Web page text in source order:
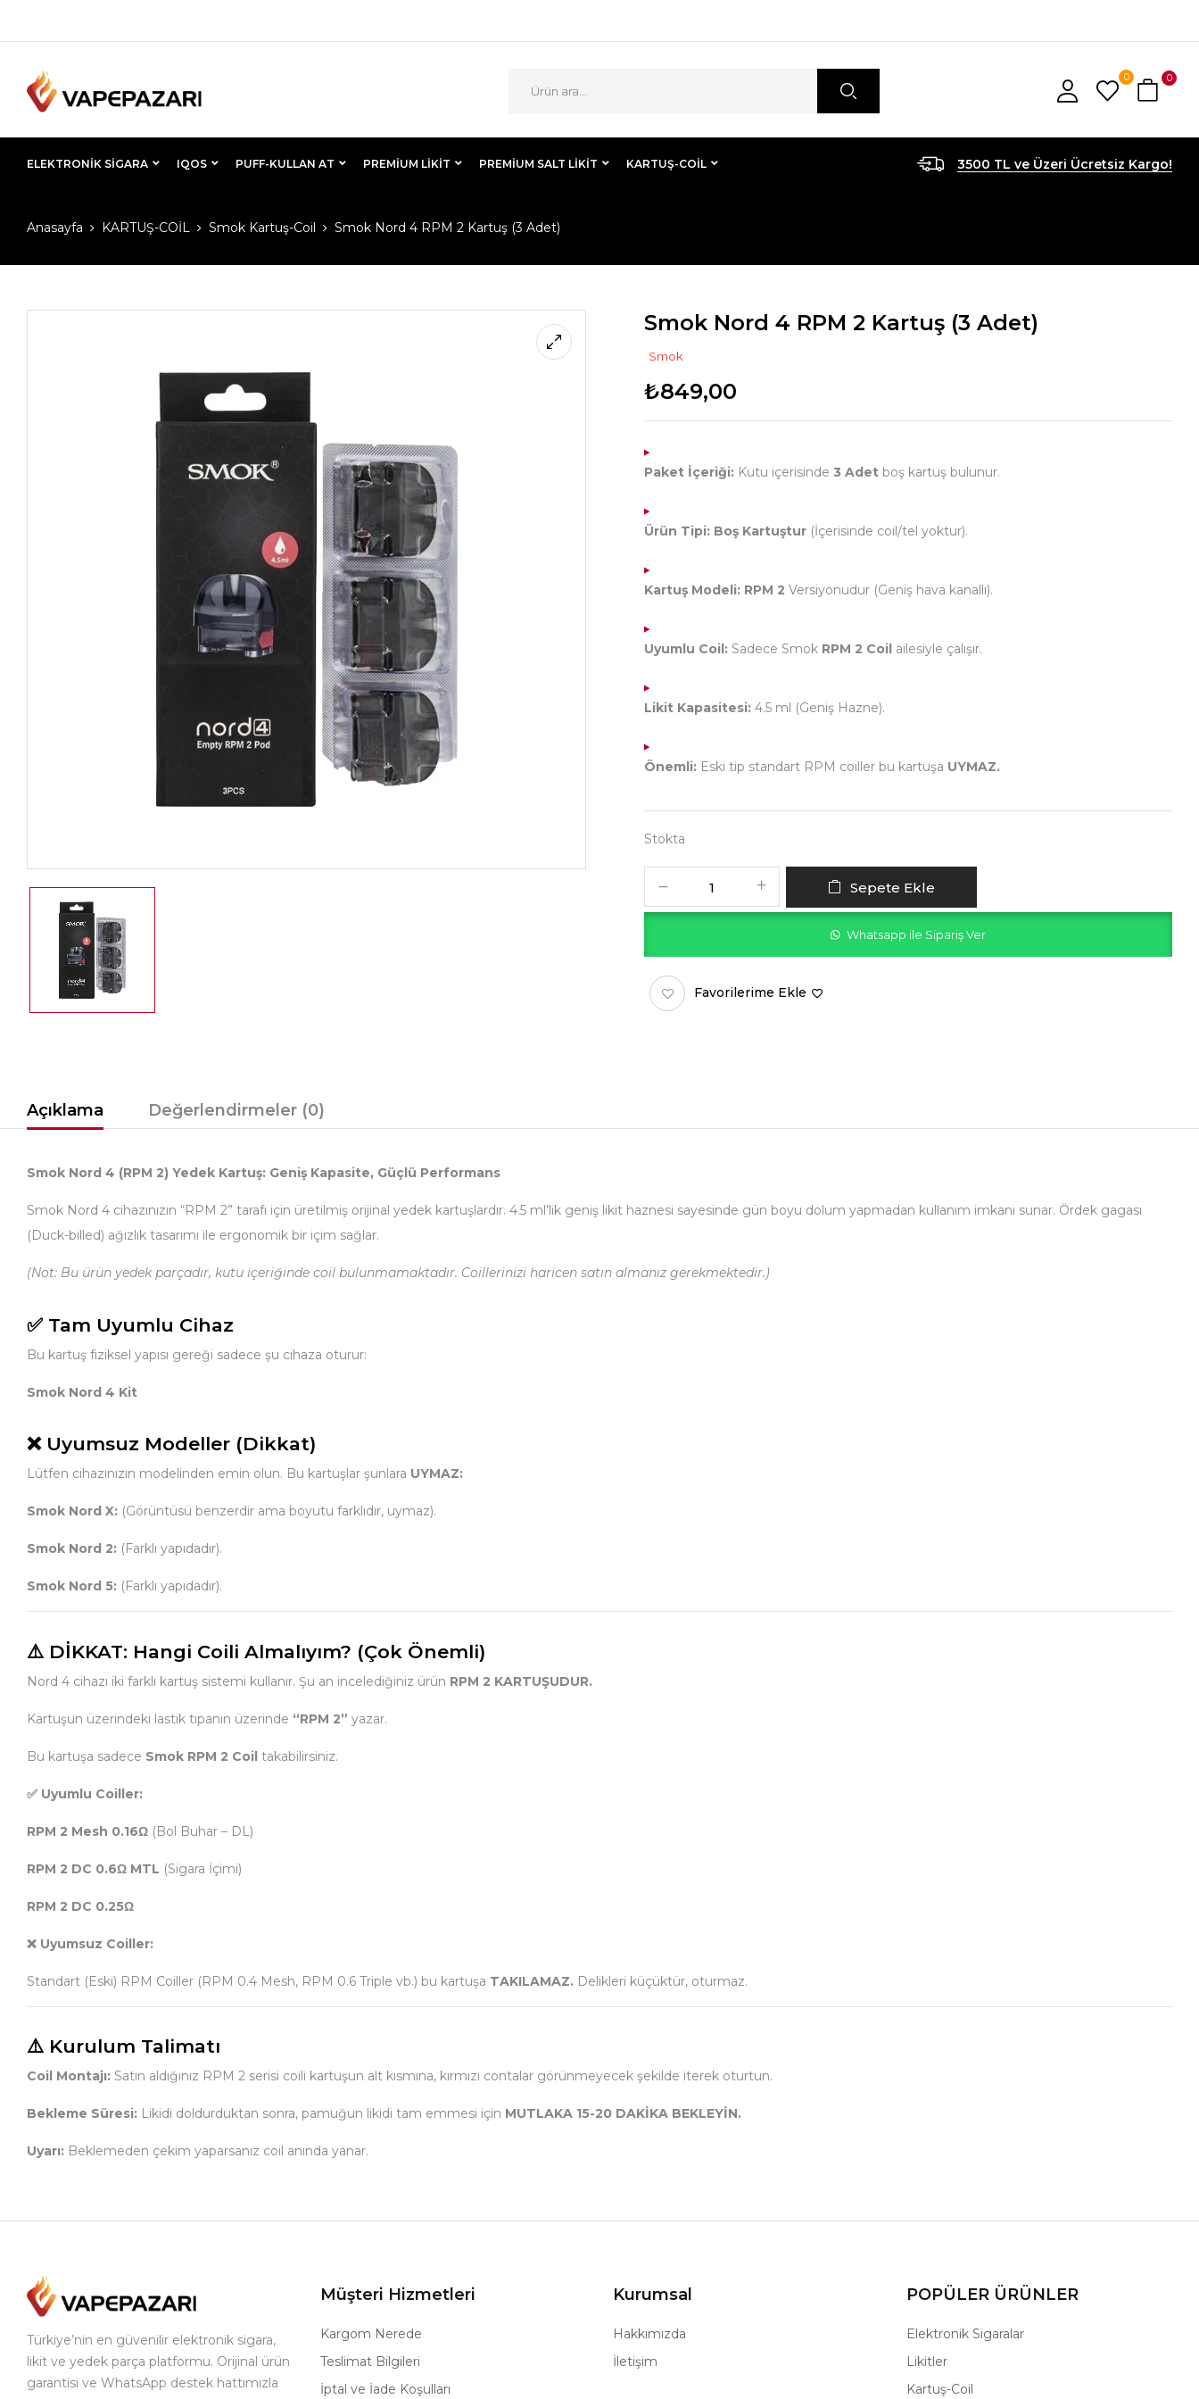
0 0
ELEKTRONIK SIGARA IQOS PUFF-KULLAN AT PREMIUM LIKIT PREMIUM SALT LIKIT KARTUŞ-COİL 3500 TL ve Üzeri Ücretsiz Kargo!
Anasayfa KARTUŞ-COİL Smok Kartuş-Coil Smok Nord 4 RPM 2 Kartuş (3 Adet)
Smok Nord 4 RPM 2 Kartuş (3 Adet)
Smok
₺849,00
Paket İçeriği: Kutu içerisinde 3 Adet boş kartuş bulunur.
Ürün Tipi: Boş Kartuştur (İçerisinde coil/tel yoktur).
Kartuş Modeli: RPM 2 Versiyonudur (Geniş hava kanallı).
Uyumlu Coil: Sadece Smok RPM 2 Coil ailesiyle çalışır.
Likit Kapasitesi: 4.5 ml (Geniş Hazne).
Önemli: Eski tip standart RPM coiller bu kartuşa UYMAZ.
Stokta
Sepete Ekle
Whatsapp ile Sipariş Ver
Favorilerime Ekle
Açıklama Değerlendirmeler (0)
Smok Nord 4 (RPM 2) Yedek Kartuş: Geniş Kapasite, Güçlü Performans
Smok Nord 4 cihazınızın “RPM 2” tarafı için üretilmiş orijinal yedek kartuşlardır. 4.5 ml’lik geniş likit haznesi sayesinde gün boyu dolum yapmadan kullanım imkanı sunar. Ördek gagası
(Duck-billed) ağızlık tasarımı ile ergonomik bir içim sağlar.
(Not: Bu ürün yedek parçadır, kutu içeriğinde coil bulunmamaktadır. Coillerinizi haricen satın almanız gerekmektedir.)
✅ Tam Uyumlu Cihaz
Bu kartuş fiziksel yapısı gereği sadece şu cihaza oturur:
Smok Nord 4 Kit
❌ Uyumsuz Modeller (Dikkat)
Lütfen cihazınızın modelinden emin olun. Bu kartuşlar şunlara UYMAZ:
Smok Nord X: (Görüntüsü benzerdir ama boyutu farklıdır, uymaz).
Smok Nord 2: (Farklı yapıdadır).
Smok Nord 5: (Farklı yapıdadır).
⚠️ DİKKAT: Hangi Coili Almalıyım? (Çok Önemli)
Nord 4 cihazı iki farklı kartuş sistemi kullanır. Şu an incelediğiniz ürün RPM 2 KARTUŞUDUR.
Kartuşun üzerindeki lastik tıpanın üzerinde “RPM 2” yazar.
Bu kartuşa sadece Smok RPM 2 Coil takabilirsiniz.
✅ Uyumlu Coiller:
RPM 2 Mesh 0.16Ω (Bol Buhar – DL)
RPM 2 DC 0.6Ω MTL (Sigara İçimi)
RPM 2 DC 0.25Ω
❌ Uyumsuz Coiller:
Standart (Eski) RPM Coiller (RPM 0.4 Mesh, RPM 0.6 Triple vb.) bu kartuşa TAKILAMAZ. Delikleri küçüktür, oturmaz.
⚠️ Kurulum Talimatı
Coil Montajı: Satın aldığınız RPM 2 serisi coili kartuşun alt kısmına, kırmızı contalar görünmeyecek şekilde iterek oturtun.
Bekleme Süresi: Likidi doldurduktan sonra, pamuğun likidi tam emmesi için MUTLAKA 15-20 DAKİKA BEKLEYİN.
Uyarı: Beklemeden çekim yaparsanız coil anında yanar.
Türkiye’nin en güvenilir elektronik sigara,
likit ve yedek parça platformu. Orijinal ürün
garantisi ve WhatsApp destek hattımızla
Müşteri Hizmetleri
Kargom Nerede
Teslimat Bilgileri
İptal ve İade Koşulları
Kurumsal
Hakkımızda
İletişim
POPÜLER ÜRÜNLER
Elektronik Sigaralar
Likitler
Kartuş-Coil